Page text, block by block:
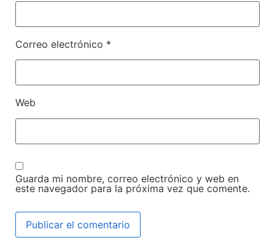
Correo electrónico *
Web
Guarda mi nombre, correo electrónico y web en
este navegador para la próxima vez que comente.